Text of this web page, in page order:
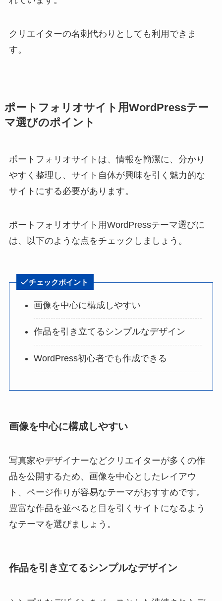
クリエイターの名刺代わりとしても利用できま
す。
ポートフォリオサイト用WordPressテー
マ選びのポイント
ポートフォリオサイトは、情報を簡潔に、分かり
やすく整理し、サイト自体が興味を引く魅力的な
サイトにする必要があります。
ポートフォリオサイト用WordPressテーマ選びに
は、以下のような点をチェックしましょう。
チェックポイント
画像を中心に構成しやすい
作品を引き立てるシンプルなデザイン
WordPress初心者でも作成できる
画像を中心に構成しやすい
写真家やデザイナーなどクリエイターが多くの作
品を公開するため、画像を中心としたレイアウ
ト、ページ作りが容易なテーマがおすすめです。
豊富な作品を並べると目を引くサイトになるよう
なテーマを選びましょう。
作品を引き立てるシンプルなデザイン